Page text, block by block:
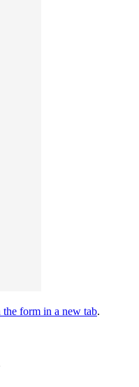
the form in a new tab.